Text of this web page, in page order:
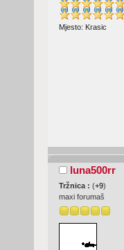
Mjesto: Krasic
luna500rr
Tržnica : (+9)
maxi forumaš